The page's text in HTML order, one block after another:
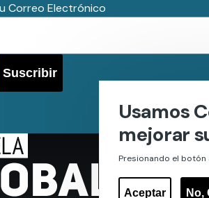
Correo Electrónico
Usamos
mejorar
Presionando el
Aceptar No,